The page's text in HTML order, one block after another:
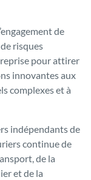
de
risques
pour attirer
innovantes aux
complexes et à
indépendants de
continue de
de la
et de la